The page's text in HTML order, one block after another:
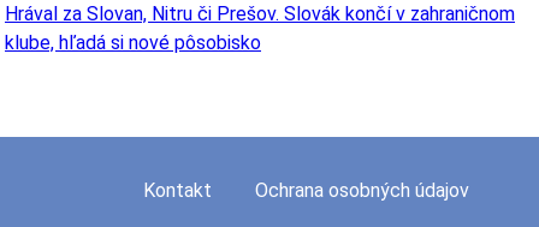
Hrával za Slovan, Nitru či Prešov. Slovák končí v zahraničnom
klube, hľadá si nové pôsobisko
Kontakt Ochrana osobných údajov